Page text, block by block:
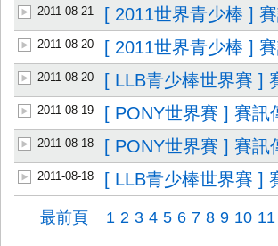
2011-08-21 [ 2011世界青少棒 ]
2011-08-20 [ 2011世界青少棒 ]
2011-08-20 [ LLB青少棒世界賽 ]
2011-08-19 [ PONY世界賽 ] 賽訊
2011-08-18 [ PONY世界賽 ] 賽訊
2011-08-18 [ LLB青少棒世界賽 ]
最前頁 1 2 3 4 5 6 7 8 9 10 11